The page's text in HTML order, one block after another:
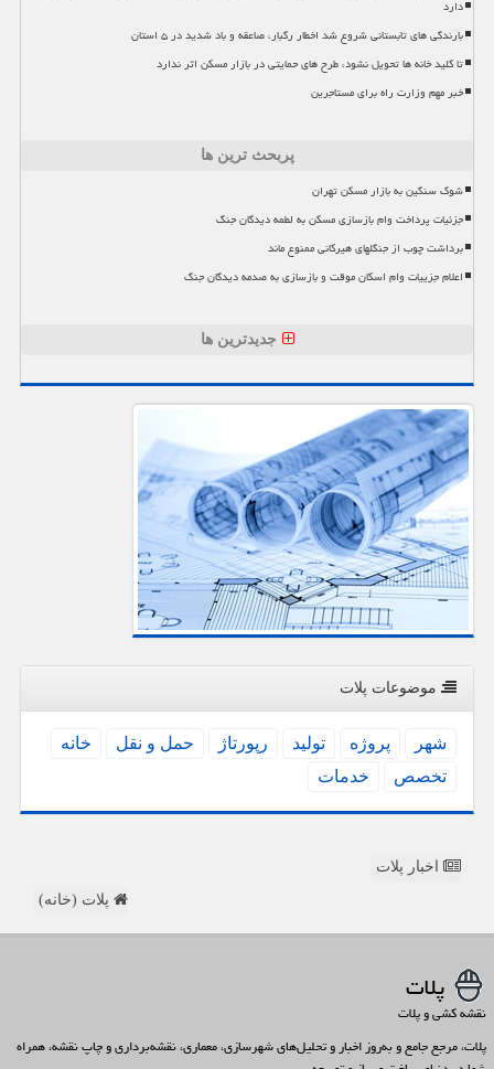
دارد
بارندگی های تابستانی شروع شد اخطار رگبار، صاعقه و باد شدید در ۵ استان
تا کلید خانه ها تحویل نشود، طرح های حمایتی در بازار مسکن اثر ندارد
خبر مهم وزارت راه برای مستاجرین
پربحث ترین ها
شوک سنگین به بازار مسکن تهران
جزئیات پرداخت وام بازسازی مسکن به لطمه دیدگان جنگ
برداشت چوب از جنگلهای هیرکانی ممنوع ماند
اعلام جزییات وام اسکان موقت و بازسازی به صدمه دیدگان جنگ
جدیدترین ها
موضوعات پلات
شهر پروژه تولید رپورتاژ حمل و نقل
خانه
تخصص
خدمات
اخبار پلات
پلات (خانه)
پلات
نقشه کشی و پلات
پلات، مرجع جامع و به‌روز اخبار و تحلیل‌های شهرسازی، معماری، نقشه‌برداری و چاپ نقشه، همراه